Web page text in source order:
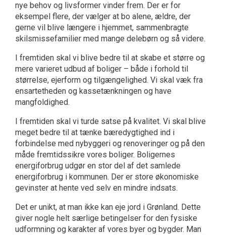
nye behov og livsformer vinder frem. Der er for
eksempel flere, der vælger at bo alene, ældre, der
gerne vil blive længere i hjemmet, sammenbragte
skilsmissefamilier med mange delebørn og så videre.
I fremtiden skal vi blive bedre til at skabe et større og
mere varieret udbud af boliger – både i forhold til
størrelse, ejerform og tilgængelighed. Vi skal væk fra
ensartetheden og kassetænkningen og have
mangfoldighed.
I fremtiden skal vi turde satse på kvalitet. Vi skal blive
meget bedre til at tænke bæredygtighed ind i
forbindelse med nybyggeri og renoveringer og på den
måde fremtidssikre vores boliger. Boligernes
energiforbrug udgør en stor del af det samlede
energiforbrug i kommunen. Der er store økonomiske
gevinster at hente ved selv en mindre indsats.
Det er unikt, at man ikke kan eje jord i Grønland. Dette
giver nogle helt særlige betingelser for den fysiske
udformning og karakter af vores byer og bygder. Man